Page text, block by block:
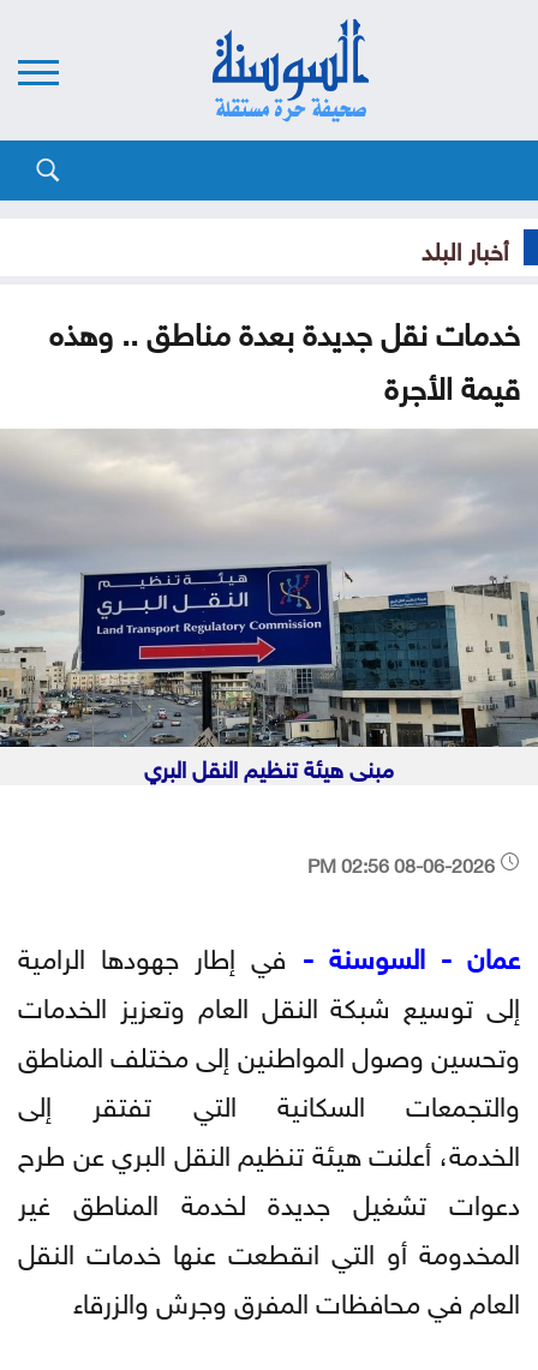
أخبار البلد
خدمات نقل جديدة بعدة مناطق .. وهذه
قيمة الأجرة
مبنى هيئة تنظيم النقل البري
عمان - السوسنة - في إطار جهودها الرامية
إلى توسيع شبكة النقل العام وتعزيز الخدمات
وتحسين وصول المواطنين إلى مختلف المناطق
والتجمعات السكانية التي تفتقر إلى
الخدمة، أعلنت هيئة تنظيم النقل البري عن طرح
دعوات تشغيل جديدة لخدمة المناطق غير
المخدومة أو التي انقطعت عنها خدمات النقل
العام في محافظات المفرق وجرش والزرقاء